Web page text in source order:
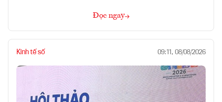
Đọc ngay
Kinh tế số 09:11, 08/08/2026